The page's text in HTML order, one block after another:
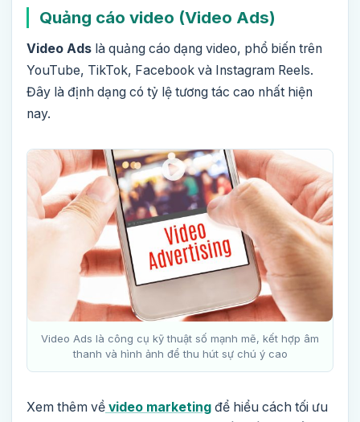
Quảng cáo video (Video Ads)
Video Ads là quảng cáo dạng video, phổ biến trên
YouTube, TikTok, Facebook và Instagram Reels.
Đây là định dạng có tỷ lệ tương tác cao nhất hiện
nay.
Video Ads là công cụ kỹ thuật số mạnh mẽ, kết hợp âm
thanh và hình ảnh để thu hút sự chú ý cao
Xem thêm về video marketing để hiểu cách tối ưu